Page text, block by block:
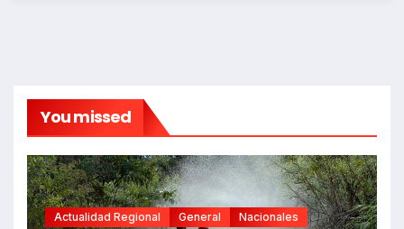
You missed
Actualidad Regional General Nacionales